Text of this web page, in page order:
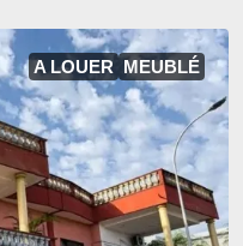
A LOUER MEUBLÉ